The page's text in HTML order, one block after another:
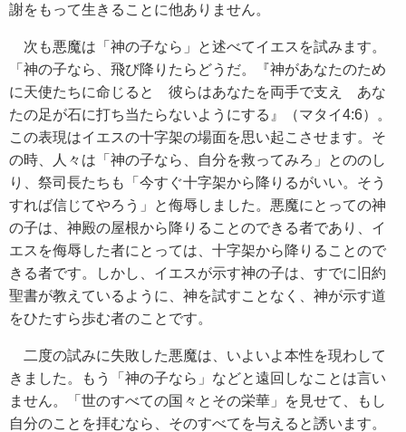
謝をもって生きることに他ありません。
次も悪魔は「神の子なら」と述べてイエスを試みます。
「神の子なら、飛び降りたらどうだ。『神があなたのため
に天使たちに命じると 彼らはあなたを両手で支え あな
たの足が石に打ち当たらないようにする』（マタイ4:6）。
この表現はイエスの十字架の場面を思い起こさせます。そ
の時、人々は「神の子なら、自分を救ってみろ」とののし
り、祭司長たちも「今すぐ十字架から降りるがいい。そう
すれば信じてやろう」と侮辱しました。悪魔にとっての神
の子は、神殿の屋根から降りることのできる者であり、イ
エスを侮辱した者にとっては、十字架から降りることので
きる者です。しかし、イエスが示す神の子は、すでに旧約
聖書が教えているように、神を試すことなく、神が示す道
をひたすら歩む者のことです。
二度の試みに失敗した悪魔は、いよいよ本性を現わして
きました。もう「神の子なら」などと遠回しなことは言い
ません。「世のすべての国々とその栄華」を見せて、もし
自分のことを拝むなら、そのすべてを与えると誘います。